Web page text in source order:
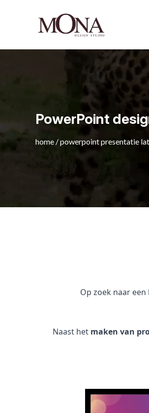
PowerPoint
home/powerpoint presentatie
Op zoek naar een
Naast het maken van